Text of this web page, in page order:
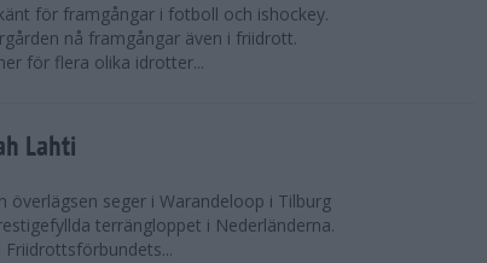
för framgångar i fotboll och ishockey.
nå framgångar även i friidrott.
för flera olika idrotter...
Lahti
överlägsen seger i Warandeloop i Tilburg
terrängloppet i Nederländerna.